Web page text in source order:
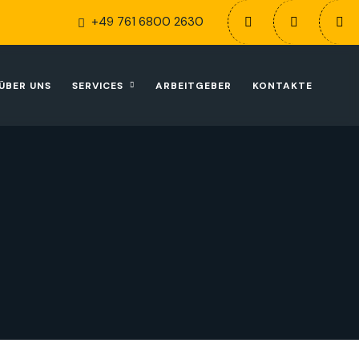
+49 761 6800 2630
UNS SERVICES ARBEITGEBER KONTAKTE